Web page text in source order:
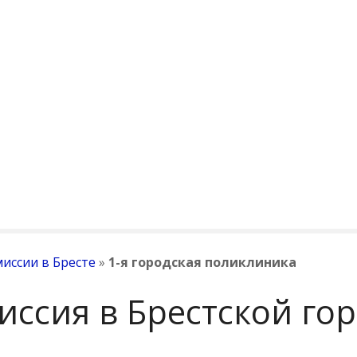
в Бресте » 1-я городская поликлиника
в Брестской